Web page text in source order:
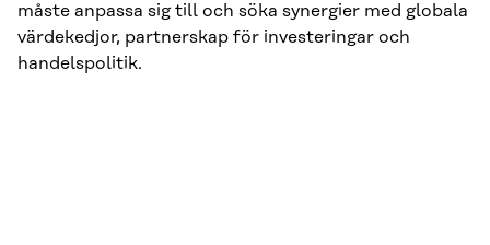
måste anpassa sig till och söka synergier med globala
värdekedjor, partnerskap för investeringar och
handelspolitik.